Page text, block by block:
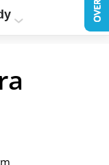
Vzorky a